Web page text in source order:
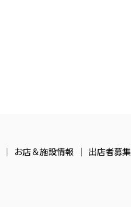
お店＆施設情報 出店者募集